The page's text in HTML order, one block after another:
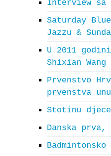
Interview sa
Saturday
Jazzu &
U 2011
Shixian Wang
Prvenstvo
prvenstva
Stotinu
Danska